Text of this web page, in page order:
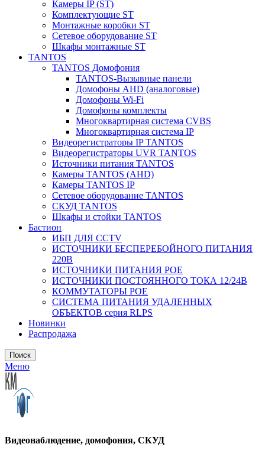
Камеры IP (ST)
Комплектующие ST
Монтажные коробки ST
Сетевое оборудование ST
Шкафы монтажные ST
TANTOS
TANTOS Домофония
TANTOS-Вызывные панели
Домофоны AHD (аналоговые)
Домофоны Wi-Fi
Домофоны комплекты
Многоквартирная система CVBS
Многоквартирная система IP
Видеорегистраторы IP TANTOS
Видеорегистраторы UVR TANTOS
Источники питания TANTOS
Камеры TANTOS (AHD)
Камеры TANTOS IP
Сетевое оборудование TANTOS
СКУД TANTOS
Шкафы и стойки TANTOS
Бастион
ИБП ДЛЯ CCTV
ИСТОЧНИКИ БЕСПЕРЕБОЙНОГО ПИТАНИЯ
220В
ИСТОЧНИКИ ПИТАНИЯ POE
ИСТОЧНИКИ ПОСТОЯННОГО ТОКА 12/24В
КОММУТАТОРЫ POE
СИСТЕМА ПИТАНИЯ УДАЛЕННЫХ
ОБЪЕКТОВ серия RLPS
Новинки
Распродажа
Поиск
Меню
Видеонаблюдение, домофония, СКУД